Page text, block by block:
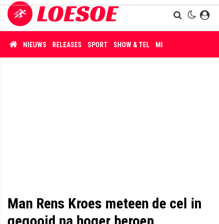
NIEUWS RELEASES SPORT SHOW & TEL MISDAAD
Man Rens Kroes meteen de cel in